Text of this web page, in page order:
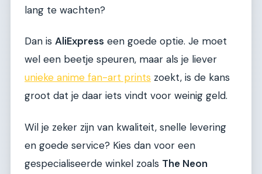
lang te wachten?
Dan is AliExpress een goede optie. Je moet
wel een beetje speuren, maar als je liever
unieke anime fan-art prints zoekt, is de kans
groot dat je daar iets vindt voor weinig geld.
Wil je zeker zijn van kwaliteit, snelle levering
en goede service? Kies dan voor een
gespecialiseerde winkel zoals The Neon